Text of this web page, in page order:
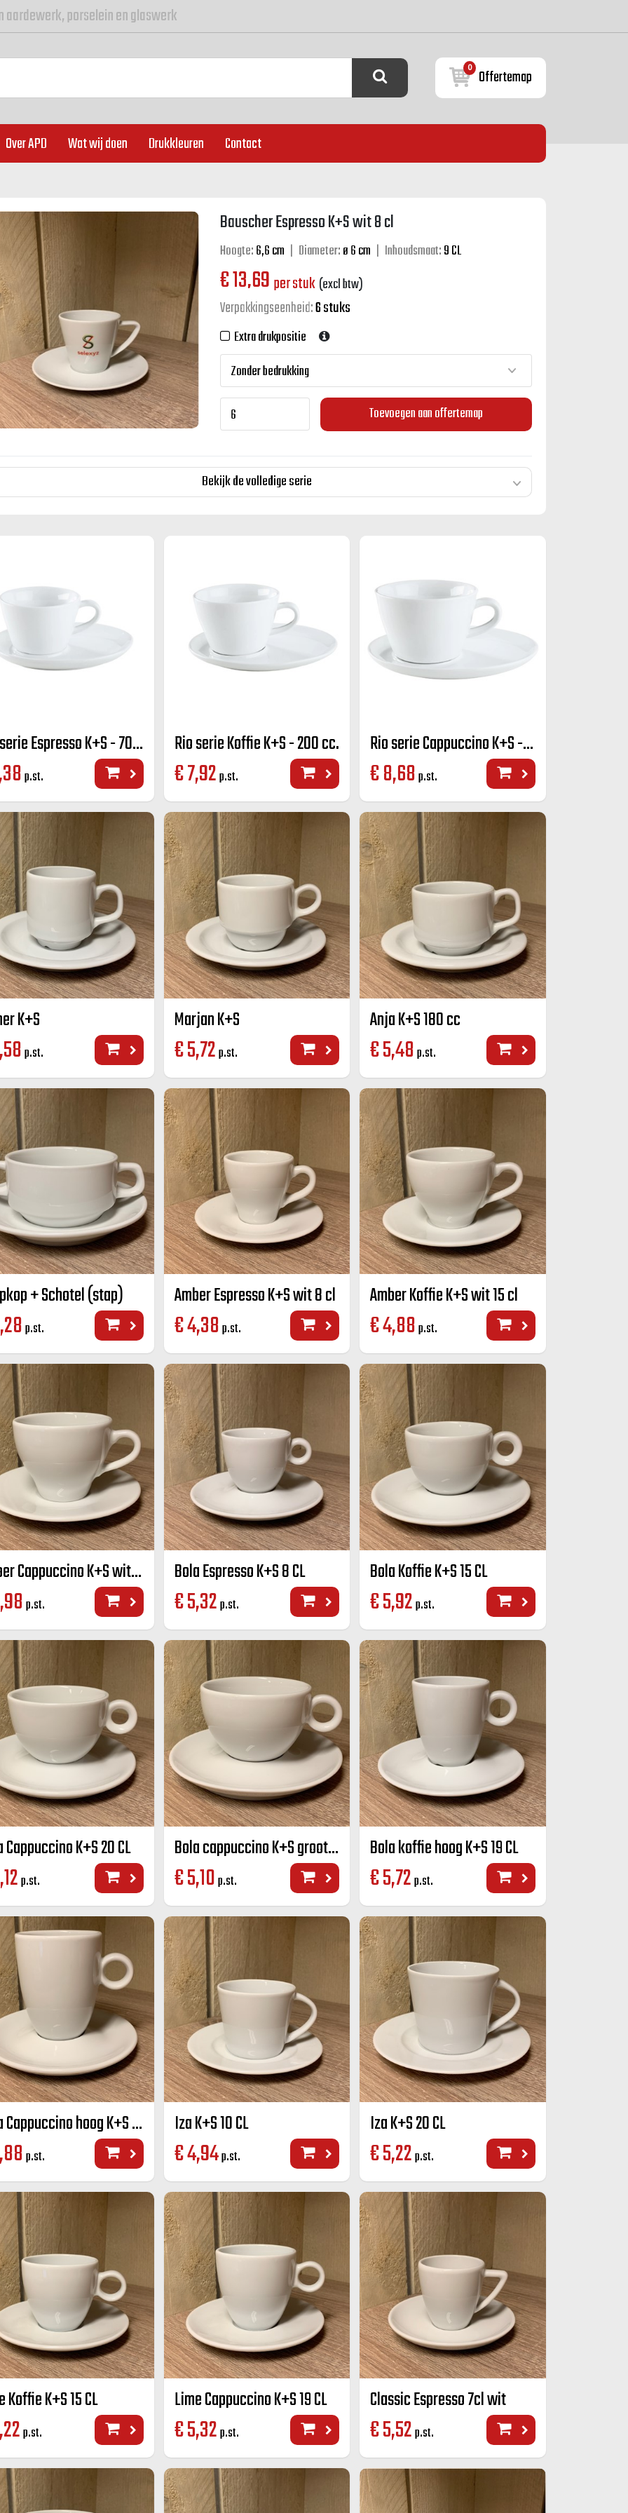
porselein en glaswerk
0 Offertemap
Over APD Wat wij doen Drukkleuren Contact
Bauscher Espresso K+S wit 8 cl
Hoogte:6,6 cm | Diameter:ø 6 cm | Inhoudsmaat:9 CL
€13,69 per stuk (excl btw)
Verpakkingseenheid:6 stuks
Extra drukpositie
Toevoegen aan offertemap
Bekijk de volledige serie
Rio serie Espresso K+S - 70 cc.
p.st.
Rio serie Koffie K+S - 200 cc.
€7,92p.st.
Rio serie Cappuccino K+S - 270 cc.
€8,68p.st.
K+S
p.st.
Marjan K+S
€5,72p.st.
Anja K+S 180 cc
€5,48p.st.
+ Schotel (stap)
p.st.
Amber Espresso K+S wit 8 cl
€4,38p.st.
Amber Koffie K+S wit 15 cl
€4,88p.st.
Amber Cappuccino K+S wit 20 cl
p.st.
Bola Espresso K+S 8 CL
€5,32p.st.
Bola Koffie K+S 15 CL
€5,92p.st.
Cappuccino K+S 20 CL
p.st.
Bola cappuccino K+S groot 280 cc.
€5,10p.st.
Bola koffie hoog K+S 19 CL
€5,72p.st.
Bola Cappuccino hoog K+S 25 CL
p.st.
Iza K+S 10 CL
€4,94p.st.
Iza K+S 20 CL
€5,22p.st.
Koffie K+S 15 CL
p.st.
Lime Cappuccino K+S 19 CL
€5,32p.st.
Classic Espresso 7cl wit
€5,52p.st.